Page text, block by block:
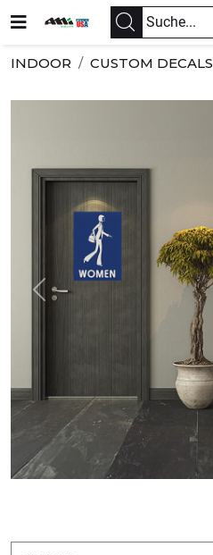
INDOOR CUSTOM DECALS
Previous